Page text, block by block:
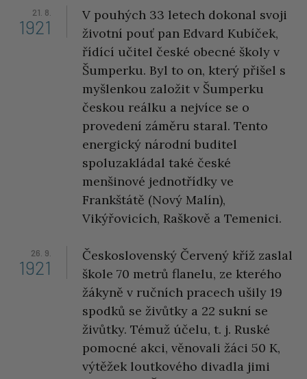
21. 8.
1921
V pouhých 33 letech dokonal svoji
životní pouť pan Edvard Kubíček,
řídící učitel české obecné školy v
Šumperku. Byl to on, který přišel s
myšlenkou založit v Šumperku
českou reálku a nejvíce se o
provedení záměru staral. Tento
energický národní buditel
spoluzakládal také české
menšinové jednotřídky ve
Frankštátě (Nový Malín),
Vikýřovicích, Raškově a Temenici.
26. 9.
1921
Československý Červený kříž zaslal
škole 70 metrů flanelu, ze kterého
žákyně v ručních pracech ušily 19
spodků se živůtky a 22 sukní se
živůtky. Témuž účelu, t. j. Ruské
pomocné akci, věnovali žáci 50 K,
výtěžek loutkového divadla jimi